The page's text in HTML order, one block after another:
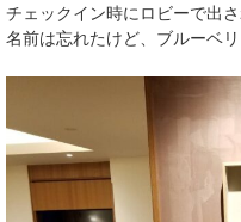
チェックイン時にロビーで出
名前は忘れたけど、ブルーベ